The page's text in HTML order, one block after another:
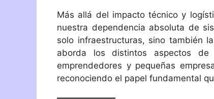
Más allá del impacto técnico y
nuestra dependencia absoluta de
solo infraestructuras, sino también
aborda los distintos aspectos
emprendedores y pequeñas
reconociendo el papel fundamental